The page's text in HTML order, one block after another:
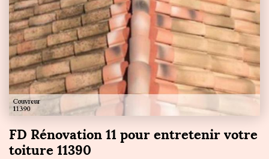
FD Rénovation 11 pour entretenir votre
toiture 11390